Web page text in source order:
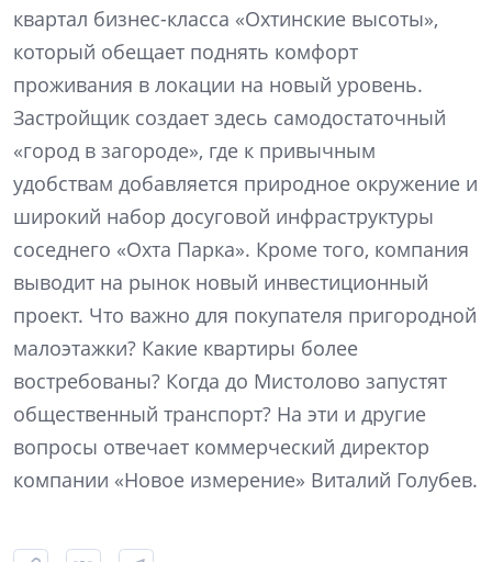
квартал бизнес-класса «Охтинские высоты»,
который обещает поднять комфорт
проживания в локации на новый уровень.
Застройщик создает здесь самодостаточный
«город в загороде», где к привычным
удобствам добавляется природное окружение и
широкий набор досуговой инфраструктуры
соседнего «Охта Парка». Кроме того, компания
выводит на рынок новый инвестиционный
проект. Что важно для покупателя пригородной
малоэтажки? Какие квартиры более
востребованы? Когда до Мистолово запустят
общественный транспорт? На эти и другие
вопросы отвечает коммерческий директор
компании «Новое измерение» Виталий Голубев.